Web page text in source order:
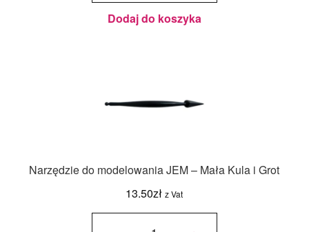
Dodaj do koszyka
Narzędzie do modelowania JEM – Mała Kula i Grot
13.50zł z Vat
ilość
modelowania